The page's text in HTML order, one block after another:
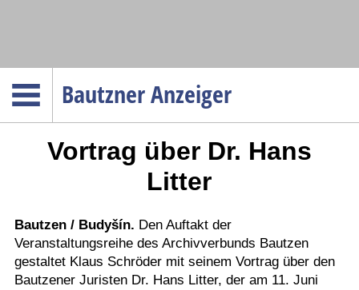
Bautzner Anzeiger
Menüpunkte
Politik
Wirtschaft
Service
Verkehr
Vortrag über Dr. Hans
Litter
Bautzen / Budyšín. Den Auftakt der
Veranstaltungsreihe des Archivverbunds Bautzen
gestaltet Klaus Schröder mit seinem Vortrag über den
Bautzener Juristen Dr. Hans Litter, der am 11. Juni